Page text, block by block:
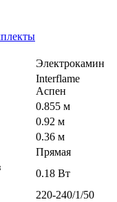
Электрокамин
Interflame
Аспен
0.855 м
0.92 м
0.36 м
Прямая
0.18 Вт
220-240/1/50